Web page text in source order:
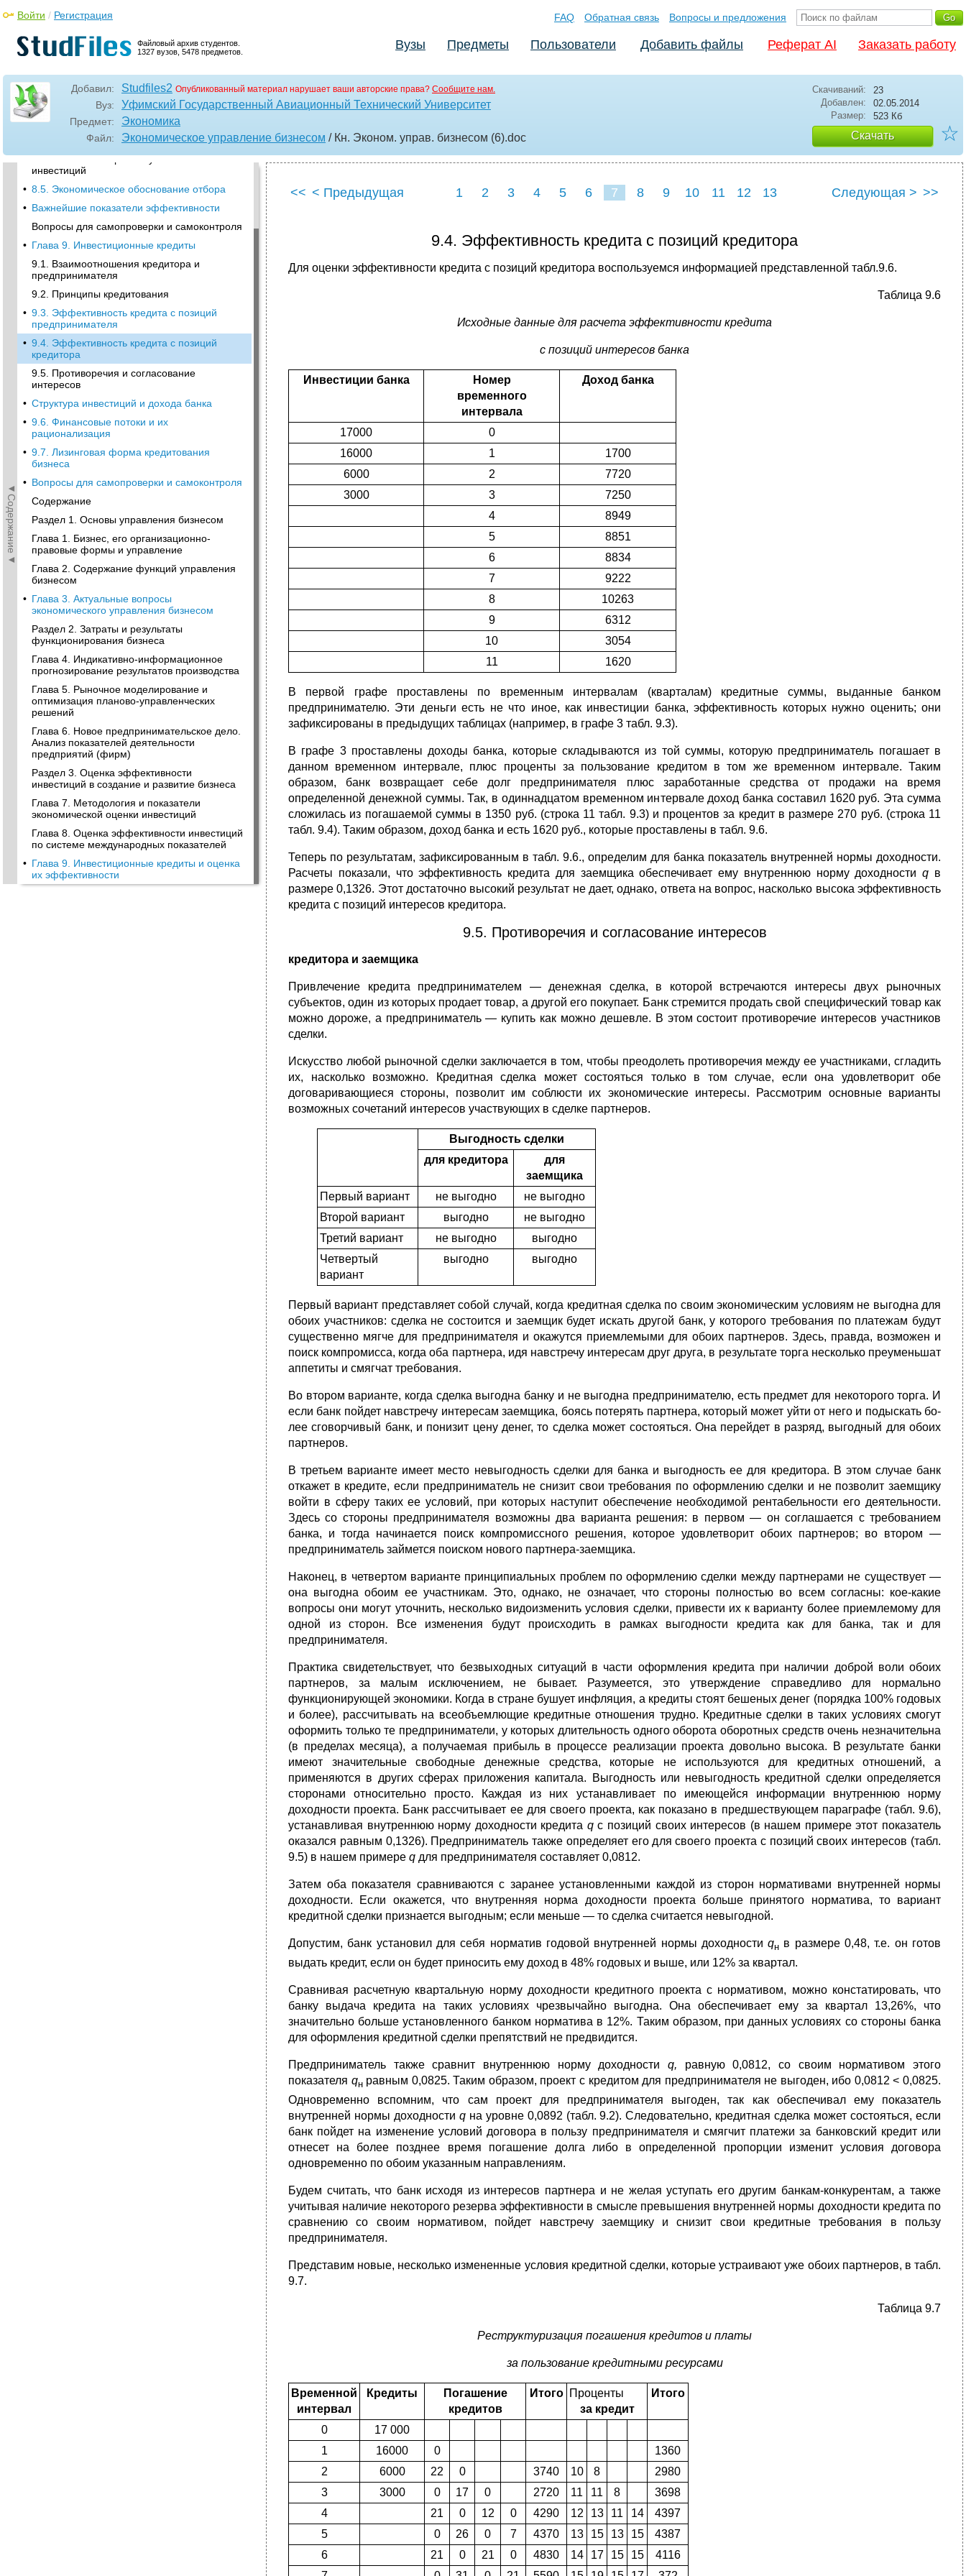
Файловый архив студентов.
1327 вузов, 5478 предметов.
Войти / Регистрация FAQ Обратная связь Вопросы и предложения
Вузы Предметы Пользователи Добавить файлы Реферат AI Заказать работу
Добавил: Studfiles2 Опубликованный материал нарушает ваши авторские права? Сообщите нам.
Вуз: Уфимский Государственный Авиационный Технический Университет
Предмет: Экономика
Файл: Экономическое управление бизнесом / Кн. Эконом. управ. бизнесом (6).doc
Скачиваний:
23
Добавлен:
02.05.2014
Размер:
523 Кб
Скачать ☆
◄Содержание◄
• 8.2. Показатель чистого приведенного
дохода,
8.3. Показатель рентабельности
инвестиций,
8.4. Показатели срока окупаемости
инвестиций
• 8.5. Экономическое обоснование отбора
• Важнейшие показатели эффективности
Вопросы для самопроверки и самоконтроля
• Глава 9. Инвестиционные кредиты
9.1. Взаимоотношения кредитора и
предпринимателя
9.2. Принципы кредитования
• 9.3. Эффективность кредита с позиций
предпринимателя
• 9.4. Эффективность кредита с позиций
кредитора
9.5. Противоречия и согласование
интересов
• Структура инвестиций и дохода банка
• 9.6. Финансовые потоки и их
рационализация
• 9.7. Лизинговая форма кредитования
бизнеса
• Вопросы для самопроверки и самоконтроля
Содержание
Раздел 1. Основы управления бизнесом
Глава 1. Бизнес, его организационно-
правовые формы и управление
Глава 2. Содержание функций управления
бизнесом
• Глава 3. Актуальные вопросы
экономического управления бизнесом
Раздел 2. Затраты и результаты
функционирования бизнеса
Глава 4. Индикативно-информационное
прогнозирование результатов производства
Глава 5. Рыночное моделирование и
оптимизация планово-управленческих
решений
Глава 6. Новое предпринимательское дело.
Анализ показателей деятельности
предприятий (фирм)
Раздел 3. Оценка эффективности
инвестиций в создание и развитие бизнеса
Глава 7. Методология и показатели
экономической оценки инвестиций
Глава 8. Оценка эффективности инвестиций
по системе международных показателей
• Глава 9. Инвестиционные кредиты и оценка
их эффективности
<< < Предыдущая 1 2 3 4 5 6 7 8 9 10 11 12 13 Следующая > >>
9.4. Эффективность кредита с позиций кредитора
Для оценки эффективности кредита с позиций кредитора воспользуемся информацией представленной табл.9.6.
Таблица 9.6
Исходные данные для расчета эффективности кредита
с позиций интересов банка
Инвестиции банка
Номер
временного
интервала
Доход банка
17000
0
16000
1
1700
6000
2
7720
3000
3
7250
4
8949
5
8851
6
8834
7
9222
8
10263
9
6312
10
3054
11
1620
В первой графе проставлены по временным интервалам (кварталам) кредитные суммы, выданные банком
предпринима­телю. Эти деньги есть не что иное, как инвестиции банка, эф­фективность которых нужно оценить; они
зафиксированы в предыдущих таблицах (например, в графе 3 табл. 9.3).
В графе 3 проставлены доходы банка, которые складываются из той суммы, которую предприниматель погашает в
данном временном интервале, плюс проценты за пользование кредитом в том же временном интервале. Таким
образом, банк возвращает себе долг предпринимателя плюс заработанные средства от про­дажи на время
определенной денежной суммы. Так, в одинна­дцатом временном интервале доход банка составил 1620 руб. Эта сумма
сложилась из погашаемой суммы в 1350 руб. (строка 11 табл. 9.3) и процентов за кредит в размере 270 руб. (строка 11
табл. 9.4). Таким образом, доход банка и есть 1620 руб., которые проставлены в табл. 9.6.
Теперь по результатам, зафиксированным в табл. 9.6., опре­делим для банка показатель внутренней нормы доходности.
Рас­четы показали, что эффективность кредита для заемщика обес­печивает ему внутреннюю норму доходностиq в
размере 0,1326. Этот достаточно высокий результат не дает, однако, ответа на вопрос, насколько высока эффективность
кредита с позиций интересов кредитора.
9.5. Противоречия и согласование интересов
кредитора и заемщика
Привлечение кредита предпринимателем — денежная сделка, в которой встречаются интересы двух рыночных
субъектов, один из которых продает товар, а другой его покупает. Банк стремит­ся продать свой специфический товар как
можно дороже, а предприниматель — купить как можно дешевле. В этом состоит противоречие интересов участников
сделки.
Искусство любой рыночной сделки заключается в том, что­бы преодолеть противоречия между ее участниками, сгладить
их, насколько возможно. Кредитная сделка может состояться только в том случае, если она удовлетворит обе
договариваю­щиеся стороны, позволит им соблюсти их экономические инте­ресы. Рассмотрим основные варианты
возможных сочетаний интересов участвующих в сделке партнеров.
Выгодность сделки
для кредитора
для
заемщика
Первый вариант
не выгодно
не выгодно
Второй вариант
выгодно
не выгодно
Третий вариант
не выгодно
выгодно
Четвертый
вариант
выгодно выгодно
Первый вариант представляет собой случай, когда кредит­ная сделка по своим экономическим условиям не выгодна для
обоих участников: сделка не состоится и заемщик будет искать другой банк, у которого требования по платежам будут
сущест­венно мягче для предпринимателя и окажутся приемлемыми для обоих партнеров. Здесь, правда, возможен и
поиск компромисса, когда оба партнера, идя навстречу интересам друг друга, в результате торга несколько преуменьшат
аппетиты и смягчат требования.
Во втором варианте, когда сделка выгодна банку и не выгодна предпринимателю, есть предмет для некоторого торга. И
если банк пойдет навстречу интересам заемщика, боясь по­терять партнера, который может уйти от него и подыскать бо­
лее сговорчивый банк, и понизит цену денег, то сделка может состояться. Она перейдет в разряд, выгодный для обоих
партнеров.
В третьем варианте имеет место невыгодность сделки для банка и выгодность ее для кредитора. В этом случае банк
отка­жет в кредите, если предприниматель не снизит свои требова­ния по оформлению сделки и не позволит заемщику
войти в сферу таких ее условий, при которых наступит обеспечение не­обходимой рентабельности его деятельности.
Здесь со стороны предпринимателя возможны два варианта решения: в первом — он соглашается с требованием
банка, и тогда начинается поиск компромиссного решения, которое удовлетворит обоих партне­ров; во втором —
предприниматель займется поиском нового партнера-заемщика.
Наконец, в четвертом варианте принципиальных проблем по оформлению сделки между партнерами не существует —
она выгодна обоим ее участникам. Это, однако, не означает, что стороны полностью во всем согласны: кое-какие
вопросы они могут уточнить, несколько видоизменить условия сделки, при­вести их к варианту более приемлемому для
одной из сторон. Все изменения будут происходить в рамках выгодности кредита как для банка, так и для
предпринимателя.
Практика свидетельствует, что безвыходных ситуаций в час­ти оформления кредита при наличии доброй воли обоих
парт­неров, за малым исключением, не бывает. Разумеется, это ут­верждение справедливо для нормально
функционирующей экономики. Когда в стране бушует инфляция, а кредиты стоят бешеных денег (порядка 100% годовых
и более), рассчитывать на всеобъемлющие кредитные отношения трудно. Кредитные сделки в таких условиях смогут
оформить только те предпри­ниматели, у которых длительность одного оборота оборотных средств очень незначительна
(в пределах месяца), а получаемая прибыль в процессе реализации проекта довольно высока. В результате банки
имеют значительные свободные денежные средства, которые не используются для кредитных отношений, а
применяются в других сферах приложения капитала. Выгод­ность или невыгодность кредитной сделки определяется
сторо­нами относительно просто. Каждая из них устанавливает по имеющейся информации внутреннюю норму
доходности про­екта. Банк рассчитывает ее для своего проекта, как показано в предшествующем параграфе (табл. 9.6),
устанавливая внутрен­нюю норму доходности кредита q с позиций своих интересов (в нашем примере этот показатель
оказался равным 0,1326). Предприниматель также определяет его для своего проекта с позиций своих интересов (табл.
9.5) в нашем примере q для предпринимателя составляет 0,0812.
Затем оба показателя сравниваются с заранее установленными каждой из сторон нормативами внутренней нормы
доходности. Если окажется, что внутренняя норма доходности проекта больше принятого норматива, то вариант
кредитной сделки признается выгодным; если меньше — то сделка считается невыгодной.
Допустим, банк установил для себя норматив годовой внут­ренней нормы доходностиqн в размере 0,48, т.е. он готов
выдать кредит, если он будет приносить ему доход в 48% годовых и выше, или 12% за квартал.
Сравнивая расчетную квартальную норму доходности кре­дитного проекта с нормативом, можно констатировать, что
бан­ку выдача кредита на таких условиях чрезвычайно выгодна. Она обеспечивает ему за квартал 13,26%, что
значительно больше ус­тановленного банком норматива в 12%. Таким образом, при данных условиях со стороны банка
для оформления кредитной сделки препятствий не предвидится.
Предприниматель также сравнит внутреннюю норму доход­ности q, равную 0,0812, со своим нормативом этого
показателя qн равным 0,0825. Таким образом, проект с кредитом для предпринимателя не выгоден, ибо 0,0812 < 0,0825.
Одновре­менно вспомним, что сам проект для предпринимателя выго­ден, так как обеспечивал ему показатель
внутренней нормы доходности q на уровне 0,0892 (табл. 9.2). Следовательно, кре­дитная сделка может состояться, если
банк пойдет на измене­ние условий договора в пользу предпринимателя и смягчит платежи за банковский кредит или
отнесет на более позднее время погашение долга либо в определенной пропорции изменит условия договора
одновременно по обоим указанным направлениям.
Будем считать, что банк исходя из интересов партнера и не желая уступать его другим банкам-конкурентам, а также
учиты­вая наличие некоторого резерва эффективности в смысле пре­вышения внутренней нормы доходности кредита по
сравнению со своим нормативом, пойдет навстречу заемщику и снизит свои кредитные требования в пользу
предпринимателя.
Представим новые, несколько измененные условия кредитной сделки, которые устраивают уже обоих партнеров, в табл.
9.7.
Таблица 9.7
Реструктуризация погашения кредитов и платы
за пользование кредитными ресурсами
Временной
интервал
Кредиты
Погашение
кредитов
Итого
Проценты
за кредит
Итого
0
17 000
1
16000 0
1360
2
6000 22 0 3740 10 8
2980
3
3000 0 17 0 2720 11 11 8
3698
4
21 0 12 0 4290 12 13 11 14
4397
5
0 26 0 7 4370 13 15 13 15
4387
6
21 0 21 0 4830 14 17 15 15
4116